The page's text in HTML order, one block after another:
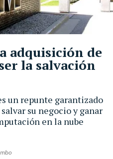
un repunte garantizado
su negocio y ganar
en la nube
adquisición de
la salvación